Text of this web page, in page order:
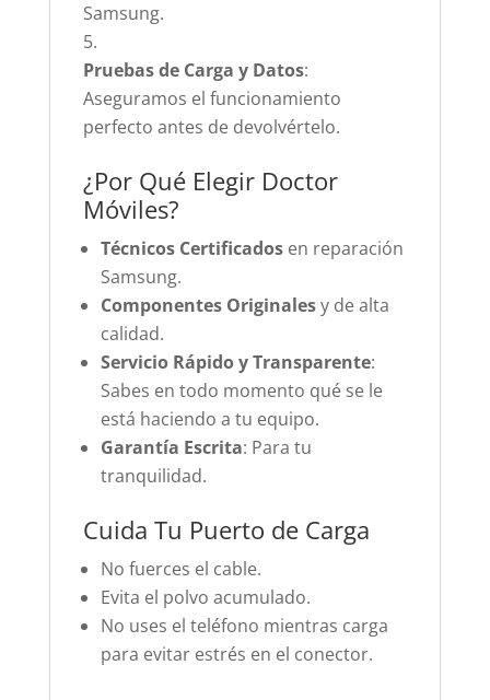
Samsung.
Pruebas de Carga y Datos:
Aseguramos el funcionamiento
perfecto antes de devolvértelo.
¿Por Qué Elegir Doctor
Móviles?
Técnicos Certificadosen reparación
Samsung.
Componentes Originalesy de alta
calidad.
Servicio Rápido y Transparente:
Sabes en todo momento qué se le
está haciendo a tu equipo.
Garantía Escrita: Para tu
tranquilidad.
Cuida Tu Puerto de Carga
No fuerces el cable.
Evita el polvo acumulado.
No uses el teléfono mientras carga
para evitar estrés en el conector.